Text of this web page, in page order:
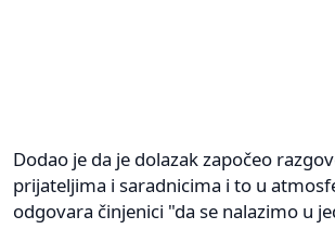
Dodao je da je dolazak započeo
prijateljima i saradnicima i to u
odgovara činjenici "da se nalazimo u